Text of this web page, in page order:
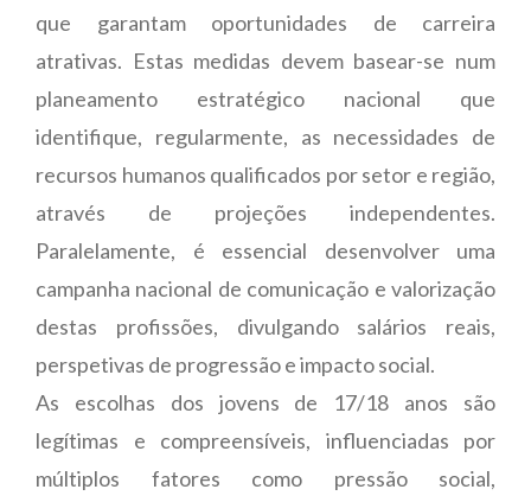
que garantam oportunidades de carreira
atrativas. Estas medidas devem basear-se num
planeamento estratégico nacional que
identifique, regularmente, as necessidades de
recursos humanos qualificados por setor e região,
através de projeções independentes.
Paralelamente, é essencial desenvolver uma
campanha nacional de comunicação e valorização
destas profissões, divulgando salários reais,
perspetivas de progressão e impacto social.
As escolhas dos jovens de 17/18 anos são
legítimas e compreensíveis, influenciadas por
múltiplos fatores como pressão social,